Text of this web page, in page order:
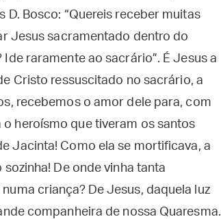
D. Bosco: “Quereis receber muitas
Jesus sacramentado dentro do
raramente ao sacrário”. É Jesus a
Cristo ressuscitado no sacrário, a
recebemos o amor dele para, com
heroísmo que tiveram os santos
Jacinta! Como ela se mortificava, a
De onde vinha tanta
criança? De Jesus, daquela luz
companheira de nossa Quaresma.